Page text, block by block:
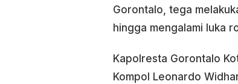
Gorontalo, tega
hingga mengalami luka
Kapolresta Gorontalo
Kompol Leonardo